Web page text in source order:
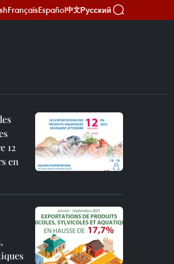
FrançaisEspañol中文Русский
12
en